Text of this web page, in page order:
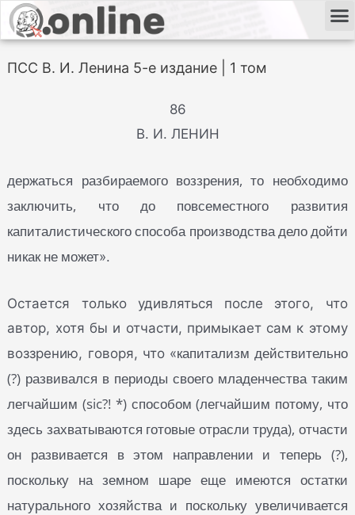
ПСС В. И. Ленина 5-е издание | 1 том
86
В. И. ЛЕНИН
держаться разбираемого воззрения, то необходимо
заключить, что до повсеместного развития
капиталистического способа производства дело дойти
никак не может».
Остается только удивляться после этого, что
автор, хотя бы и отчасти, примыкает сам к этому
воззрению, говоря, что «капитализм действительно
(?) развивался в периоды своего младенчества таким
легчайшим (sic?! *) способом (легчайшим потому, что
здесь захватываются готовые отрасли труда), отчасти
он развивается в этом направлении и теперь (?),
поскольку на земном шаре еще имеются остатки
натурального хозяйства и поскольку увеличивается